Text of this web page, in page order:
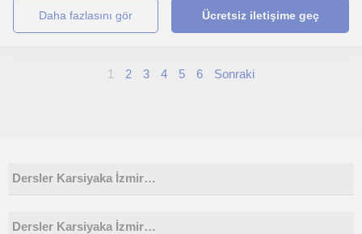
daha fazlasını gör Ücretsiz iletişime geç
1 2 3 4 5 6 Sonraki
Dersler Karsiyaka İzmir…
Dersler Karsiyaka İzmir…